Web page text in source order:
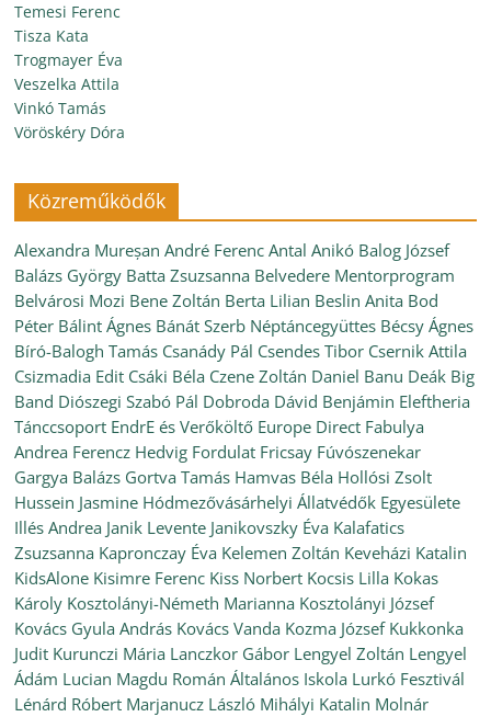
Temesi Ferenc
Tisza Kata
Trogmayer Éva
Veszelka Attila
Vinkó Tamás
Vöröskéry Dóra
Közreműködők
Alexandra Mureșan André Ferenc Antal Anikó Balog József
Balázs György Batta Zsuzsanna Belvedere Mentorprogram
Belvárosi Mozi Bene Zoltán Berta Lilian Beslin Anita Bod
Péter Bálint Ágnes Bánát Szerb Néptáncegyüttes Bécsy Ágnes
Bíró-Balogh Tamás Csanády Pál Csendes Tibor Csernik Attila
Csizmadia Edit Csáki Béla Czene Zoltán Daniel Banu Deák Big
Band Diószegi Szabó Pál Dobroda Dávid Benjámin Eleftheria
Tánccsoport EndrE és Verőköltő Europe Direct Fabulya
Andrea Ferencz Hedvig Fordulat Fricsay Fúvószenekar
Gargya Balázs Gortva Tamás Hamvas Béla Hollósi Zsolt
Hussein Jasmine Hódmezővásárhelyi Állatvédők Egyesülete
Illés Andrea Janik Levente Janikovszky Éva Kalafatics
Zsuzsanna Kapronczay Éva Kelemen Zoltán Keveházi Katalin
KidsAlone Kisimre Ferenc Kiss Norbert Kocsis Lilla Kokas
Károly Kosztolányi-Németh Marianna Kosztolányi József
Kovács Gyula András Kovács Vanda Kozma József Kukkonka
Judit Kurunczi Mária Lanczkor Gábor Lengyel Zoltán Lengyel
Ádám Lucian Magdu Román Általános Iskola Lurkó Fesztivál
Lénárd Róbert Marjanucz László Mihályi Katalin Molnár